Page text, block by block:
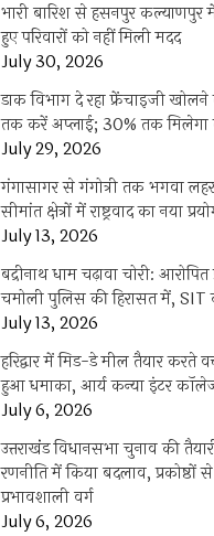
भारी बारिश से हसनपुर कल्याणपुर
हुए परिवारों को नहीं मिली मदद
July 30, 2026
डाक विभाग दे रहा फ्रेंचाइजी
तक करें अप्लाई; 30% तक
July 29, 2026
गंगासागर से गंगोत्री तक भगवा
सीमांत क्षेत्रों में राष्ट्रवाद का नया
July 13, 2026
बद्रीनाथ धाम चढ़ावा चोरी: आरोपित
चमोली पुलिस की हिरासत में, SIT
July 13, 2026
हरिद्वार में मिड-डे मील तैयार
हुआ धमाका, आर्य कन्या इंटर
July 6, 2026
उत्तराखंंड विधानसभा चुनाव की
रणनीति में किया बदलाव,
प्रभावशाली वर्ग
July 6, 2026